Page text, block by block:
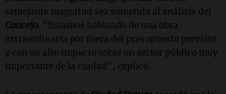
semejante magnitud sea sometida al análisis del
Concejo. “Estamos hablando de una obra
extraordinaria por fuera del presupuesto previsto
y con un alto impacto sobre un sector público muy
importante de la ciudad”, explicó.